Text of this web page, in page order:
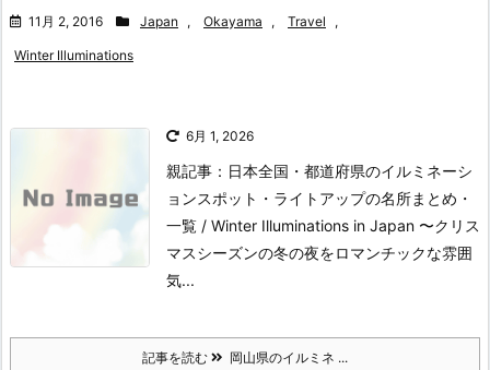
11月 2, 2016 Japan , Okayama , Travel ,
Winter Illuminations
6月 1, 2026
親記事：日本全国・都道府県のイルミネーシ
ョンスポット・ライトアップの名所まとめ・
一覧 / Winter Illuminations in Japan 〜クリス
マスシーズンの冬の夜をロマンチックな雰囲
気...
記事を読む 岡山県のイルミネ ...